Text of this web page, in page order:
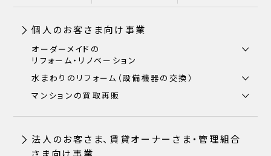
個人のお客さま向け事業
オーダーメイドの
リフォーム・リノベーション
水まわりのリフォーム（設備機器の交換）
マンションの買取再販
法人のお客さま、賃貸オーナーさま・管理組合
さま向け事業